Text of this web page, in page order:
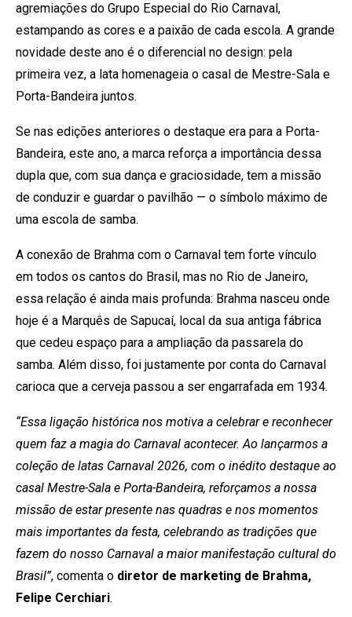
agremiações do Grupo Especial do Rio Carnaval,
estampando as cores e a paixão de cada escola. A grande
novidade deste ano é o diferencial no design: pela
primeira vez, a lata homenageia o casal de Mestre-Sala e
Porta-Bandeira juntos.
Se nas edições anteriores o destaque era para a Porta-
Bandeira, este ano, a marca reforça a importância dessa
dupla que, com sua dança e graciosidade, tem a missão
de conduzir e guardar o pavilhão — o símbolo máximo de
uma escola de samba.
A conexão de Brahma com o Carnaval tem forte vínculo
em todos os cantos do Brasil, mas no Rio de Janeiro,
essa relação é ainda mais profunda: Brahma nasceu onde
hoje é a Marquês de Sapucaí, local da sua antiga fábrica
que cedeu espaço para a ampliação da passarela do
samba. Além disso, foi justamente por conta do Carnaval
carioca que a cerveja passou a ser engarrafada em 1934.
“Essa ligação histórica nos motiva a celebrar e reconhecer
quem faz a magia do Carnaval acontecer. Ao lançarmos a
coleção de latas Carnaval 2026, com o inédito destaque ao
casal Mestre-Sala e Porta-Bandeira, reforçamos a nossa
missão de estar presente nas quadras e nos momentos
mais importantes da festa, celebrando as tradições que
fazem do nosso Carnaval a maior manifestação cultural do
Brasil”, comenta o diretor de marketing de Brahma,
Felipe Cerchiari.